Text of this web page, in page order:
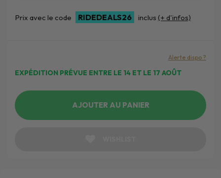
Prix avec le code RIDEDEALS26 inclus (+ d'infos)
EXPÉDITION PRÉVUE ENTRE LE 14 ET LE 17 AOÛT
Alerte dispo ?
AJOUTER AU PANIER